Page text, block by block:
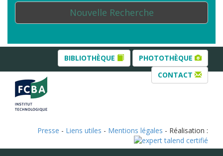
Nouvelle Recherche
BIBLIOTHÈQUE
PHOTOTHÈQUE
CONTACT
Presse - Liens utiles - Mentions légales - Réalisation :